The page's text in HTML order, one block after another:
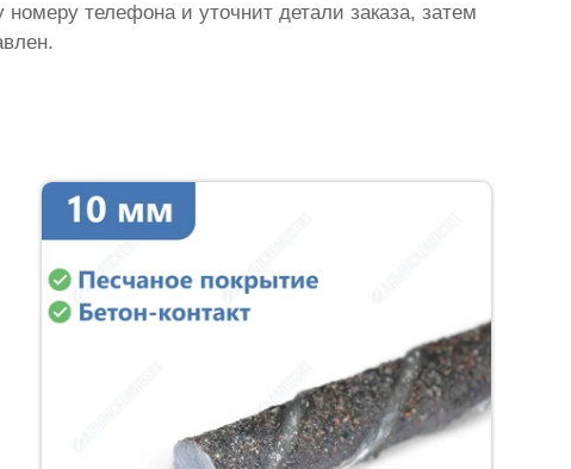
телефона и уточнит детали заказа, затем